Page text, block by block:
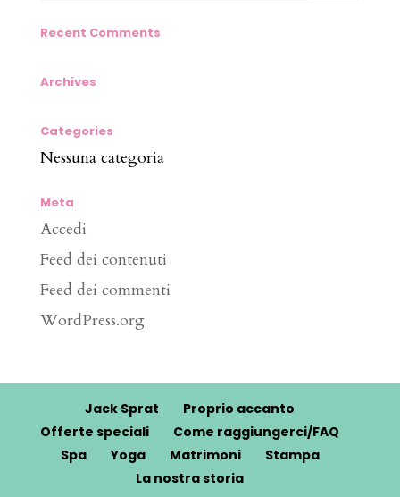
Recent Comments
Archives
Categories
Nessuna categoria
Meta
Accedi
Feed dei contenuti
Feed dei commenti
WordPress.org
Jack Sprat
Proprio accanto
Offerte speciali
Come raggiungerci/FAQ
Spa
Yoga Matrimoni
Stampa
La nostra storia